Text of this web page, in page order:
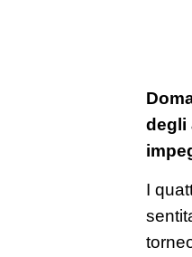
degli
I